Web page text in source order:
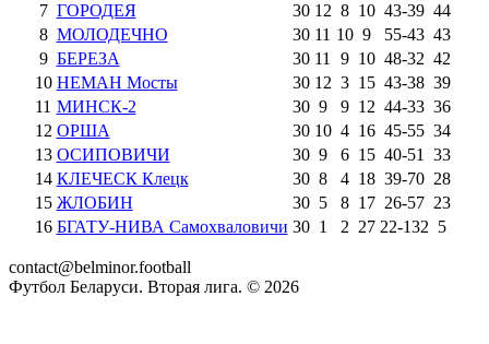
7 ГОРОДЕЯ 30 12 8 10 43-39 44
8 МОЛОДЕЧНО 30 11 10 9 55-43 43
9 БЕРЕЗА 30 11 9 10 48-32 42
10 НЕМАН Мосты 30 12 3 15 43-38 39
11 МИНСК-2 30 9 9 12 44-33 36
12 ОРША 30 10 4 16 45-55 34
13 ОСИПОВИЧИ 30 9 6 15 40-51
33
14 КЛЕЧЕСК Клецк 30 8 4 18 39-70 28
15 ЖЛОБИН 30 5 8 17 26-57 23
16 БГАТУ-НИВА Самохваловичи 30 1 2 27 22-132 5
contact@belminor.football
Футбол Беларуси. Вторая лига. © 2026